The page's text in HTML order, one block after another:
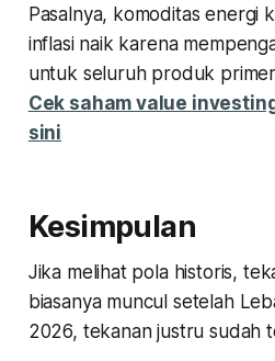
Pasalnya, komoditas energi
inflasi naik karena
untuk seluruh produk
Cek saham value
sini
Kesimpulan
Jika melihat pola historis,
biasanya muncul setelah
2026, tekanan justru sudah